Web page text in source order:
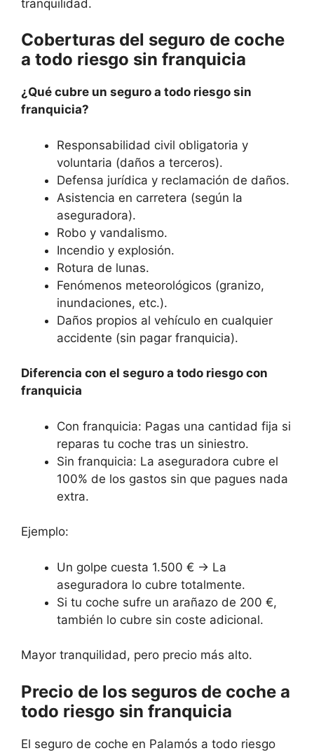
tranquilidad.
Coberturas del seguro de coche
a todo riesgo sin franquicia
¿Qué cubre un seguro a todo riesgo sin
franquicia?
Responsabilidad civil obligatoria y
voluntaria (daños a terceros).
Defensa jurídica y reclamación de daños.
Asistencia en carretera (según la
aseguradora).
Robo y vandalismo.
Incendio y explosión.
Rotura de lunas.
Fenómenos meteorológicos (granizo,
inundaciones, etc.).
Daños propios al vehículo en cualquier
accidente (sin pagar franquicia).
Diferencia con el seguro a todo riesgo con
franquicia
Con franquicia: Pagas una cantidad fija si
reparas tu coche tras un siniestro.
Sin franquicia: La aseguradora cubre el
100% de los gastos sin que pagues nada
extra.
Ejemplo:
Un golpe cuesta 1.500 € → La
aseguradora lo cubre totalmente.
Si tu coche sufre un arañazo de 200 €,
también lo cubre sin coste adicional.
Mayor tranquilidad, pero precio más alto.
Precio de los seguros de coche a
todo riesgo sin franquicia
El seguro de coche en Palamós a todo riesgo